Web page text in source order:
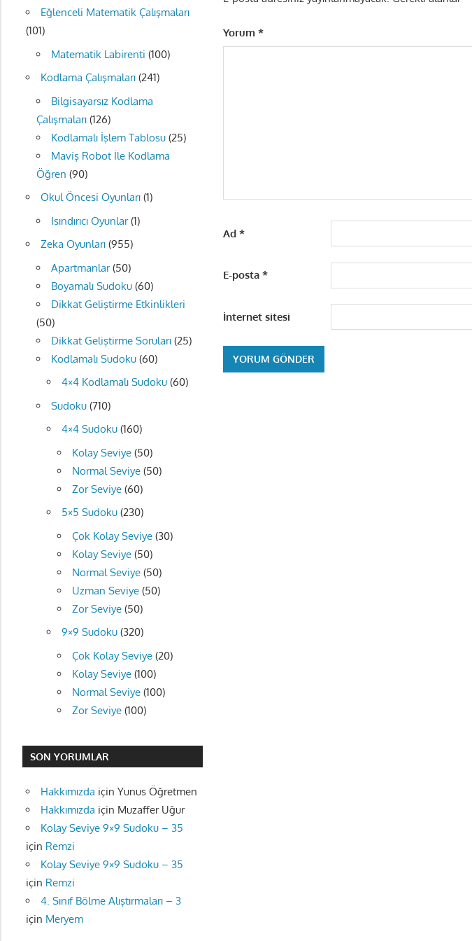
Yorum*
Ad*
E-posta*
İnternet sitesi
Eğlenceli Matematik Çalışmaları
(101)
Matematik Labirenti (100)
Kodlama Çalışmaları(241)
Bilgisayarsız Kodlama
Çalışmaları(126)
Kodlamalı İşlem Tablosu(25)
Maviş Robot İle Kodlama
Öğren (90)
Okul Öncesi Oyunları(1)
Isındırıcı Oyunlar(1)
Zeka Oyunları(955)
Apartmanlar(50)
Boyamalı Sudoku(60)
Dikkat Geliştirme Etkinlikleri
(50)
Dikkat Geliştirme Soruları(25)
Kodlamalı Sudoku(60)
4×4 Kodlamalı Sudoku(60)
Sudoku(710)
4×4 Sudoku(160)
Kolay Seviye(50)
Normal Seviye(50)
Zor Seviye(60)
5×5 Sudoku(230)
Çok Kolay Seviye(30)
Kolay Seviye(50)
Normal Seviye(50)
Uzman Seviye(50)
Zor Seviye(50)
9×9 Sudoku(320)
Çok Kolay Seviye(20)
Kolay Seviye(100)
Normal Seviye(100)
Zor Seviye(100)
SON YORUMLAR
Hakkımızda için Yunus Öğretmen
Hakkımızda için Muzaffer Uğur
Kolay Seviye 9×9 Sudoku – 35
için Remzi
Kolay Seviye 9×9 Sudoku – 35
için Remzi
4. Sınıf Bölme Alıştırmaları – 3
için Meryem